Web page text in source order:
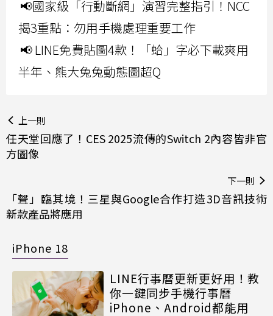
📢國家級「行動斷網」演習完整指引！NCC
揭3重點：勿用手機處理重要工作
📢 LINE免費貼圖4款！「蛤」字必下載爽用
半年、熊大兔兔動態圖超Q
上一則
任天堂回應了！CES 2025流傳的Switch 2內容皆非官
方圖像
下一則
「聲」臨其境！三星與Google合作打造3D音訊技術
新款產品將應用
iPhone 18
LINE行事曆更新更好用！教
你一鍵同步手機行事曆
iPhone、Android都能用